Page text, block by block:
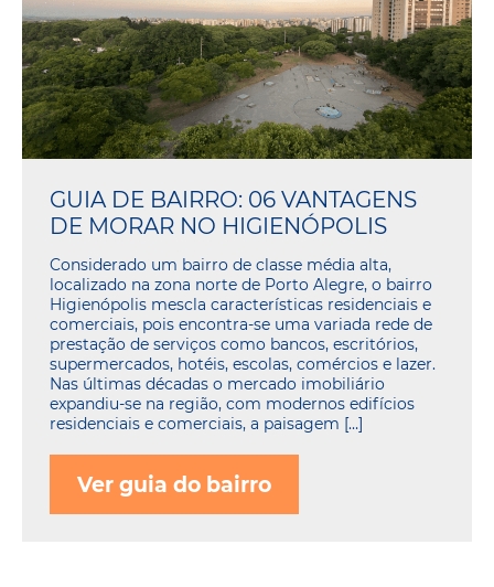
GUIA DE BAIRRO: 06 VANTAGENS
DE MORAR NO HIGIENÓPOLIS
Considerado um bairro de classe média alta,
localizado na zona norte de Porto Alegre, o bairro
Higienópolis mescla características residenciais e
comerciais, pois encontra-se uma variada rede de
prestação de serviços como bancos, escritórios,
supermercados, hotéis, escolas, comércios e lazer.
Nas últimas décadas o mercado imobiliário
expandiu-se na região, com modernos edifícios
residenciais e comerciais, a paisagem […]
Ver guia do bairro